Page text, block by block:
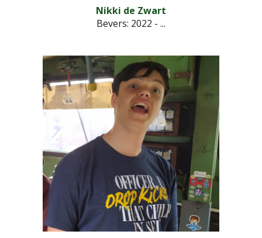
Nikki de Zwart
Bevers: 2022 - ...